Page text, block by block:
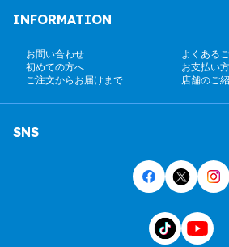
INFORMATION
お問い合わせ
よくある
初めての方へ
お支払い
ご注文からお届けまで
店舗のご
SNS